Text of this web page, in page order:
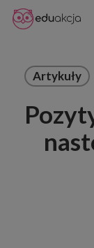
Skip
content
Artykuły